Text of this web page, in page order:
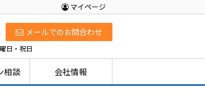
マイページ
メールでのお問合わせ
日・祝日
相談 会社情報